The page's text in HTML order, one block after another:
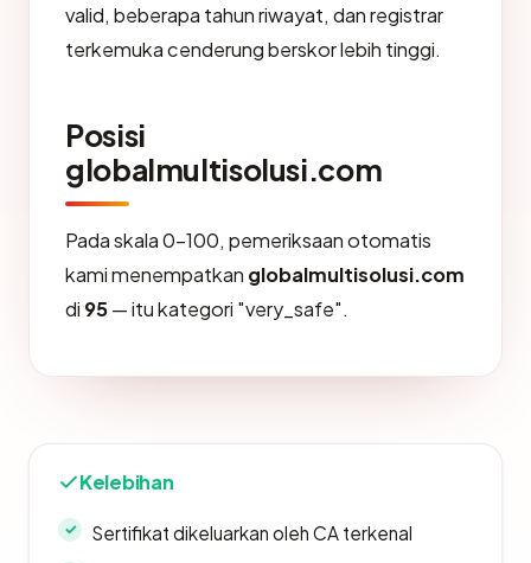
valid, beberapa tahun riwayat, dan registrar
terkemuka cenderung berskor lebih tinggi.
Posisi
globalmultisolusi.com
Pada skala 0-100, pemeriksaan otomatis
kami menempatkan globalmultisolusi.com
di 95— itu kategori "very_safe".
Kelebihan
Sertifikat dikeluarkan oleh CA terkenal